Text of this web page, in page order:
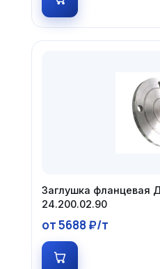
Заглушка фланцевая
24.200.02.90
от 5688 ₽/т